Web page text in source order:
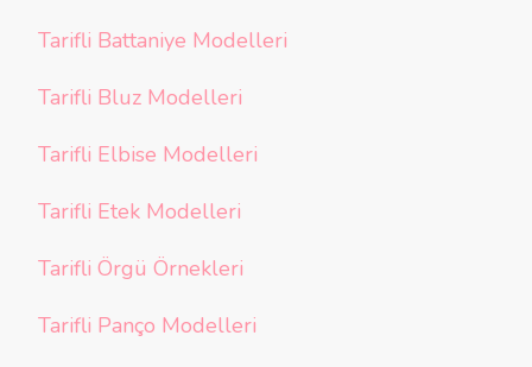
Tarifli Battaniye Modelleri
Tarifli Bluz Modelleri
Tarifli Elbise Modelleri
Tarifli Etek Modelleri
Tarifli Örgü Örnekleri
Tarifli Panço Modelleri